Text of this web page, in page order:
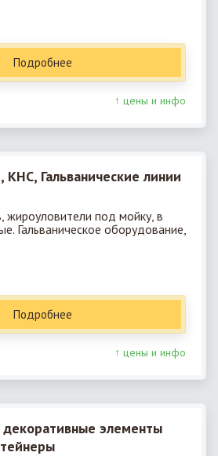
Подробнее
↑ цены и инфо
Гальванические линии
жироуловители под мойку, в
Гальваническое оборудование,
Подробнее
↑ цены и инфо
декоративные элементы